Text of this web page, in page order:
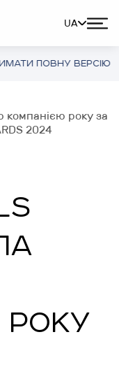
UA
ПОВНУ ВЕРСІЮ
компанією року за
2024
РОКУ